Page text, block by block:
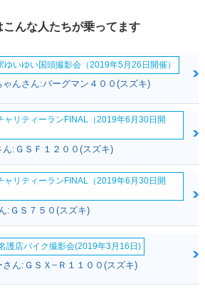
こんな人たちが乗ってます
ゆいゆい国頭撮影会（2019年5月26日開催）
ゃんさん:バーグマン４００(スズキ)
ャリティーランFINAL（2019年6月30日開
ん:ＧＳＦ１２００(スズキ)
ャリティーランFINAL（2019年6月30日開
:ＧＳ７５０(スズキ)
護店バイク撮影会(2019年3月16日)
さん:ＧＳＸ−Ｒ１１００(スズキ)